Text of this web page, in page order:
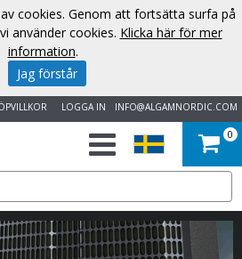
INFO@ALGAMNORDIC.COM
LOGGA IN
0
cookies. Genom att fortsätta surfa på
använder cookies. Klicka här för mer
information.
Jag förstår